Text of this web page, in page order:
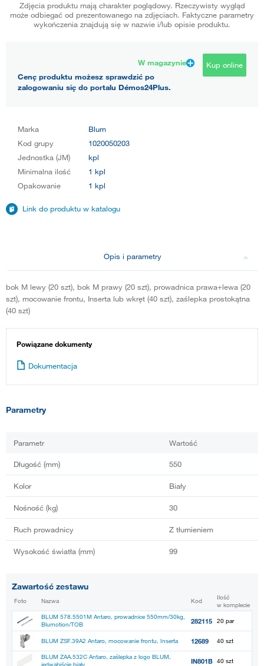
Zdjęcia produktu mają charakter poglądowy. Rzeczywisty wygląd
może odbiegać od prezentowanego na zdjęciach. Faktyczne parametry
wykończenia znajdują się w nazwie i/lub opisie produktu.
W magazynie
Cenę produktu możesz sprawdzić po
zalogowaniu się do portalu Démos24Plus.
Kup online
Marka
Blum
Kod grupy
1020050203
Jednostka (JM)
kpl
Minimalna ilość
1 kpl
Opakowanie
1 kpl
Link do produktu w katalogu
Opis i parametry
bok M lewy (20 szt), bok M prawy (20 szt), prowadnica prawa+lewa (20
szt), mocowanie frontu, Inserta lub wkręt (40 szt), zaślepka prostokątna
(40 szt)
Powiązane dokumenty
Dokumentacja
Parametry
Parametr Wartość
Długość (mm) 550
Kolor Biały
Nośność (kg) 30
Ruch prowadnicy Z tłumieniem
Wysokość światła (mm) 99
Zawartość zestawu
Foto Nazwa Kod
Ilość
w komplecie
BLUM 578.5501M Antaro, prowadnice 550mm/30kg,
Blumotion/TOB
282115 20 par
BLUM ZSF.39A2 Antaro, mocowanie frontu, Inserta 12689 40 szt
BLUM ZAA.532C Antaro, zaślepka z logo BLUM,
IN801B 40 szt